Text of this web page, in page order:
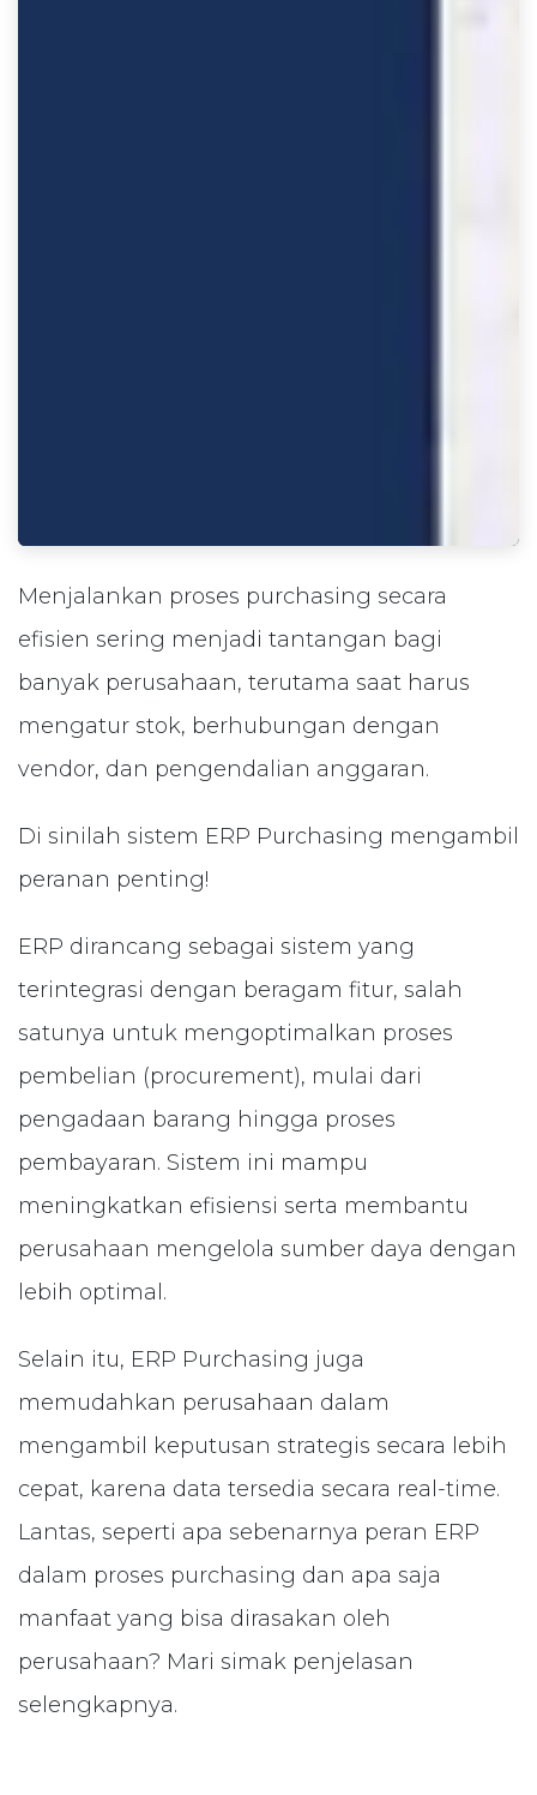
Menjalankan proses purchasing secara
efisien sering menjadi tantangan bagi
banyak perusahaan, terutama saat harus
mengatur stok, berhubungan dengan
vendor, dan pengendalian anggaran.
Di sinilah sistem ERP Purchasing mengambil
peranan penting!
ERP dirancang sebagai sistem yang
terintegrasi dengan beragam fitur, salah
satunya untuk mengoptimalkan proses
pembelian (procurement), mulai dari
pengadaan barang hingga proses
pembayaran. Sistem ini mampu
meningkatkan efisiensi serta membantu
perusahaan mengelola sumber daya dengan
lebih optimal.
Selain itu, ERP Purchasing juga
memudahkan perusahaan dalam
mengambil keputusan strategis secara lebih
cepat, karena data tersedia secara real-time.
Lantas, seperti apa sebenarnya peran ERP
dalam proses purchasing dan apa saja
manfaat yang bisa dirasakan oleh
perusahaan? Mari simak penjelasan
selengkapnya.